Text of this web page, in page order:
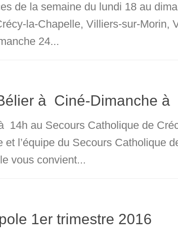
de la semaine du lundi 18 au
la-Chapelle, Villiers-sur-Morin,
24...
à Ciné-Dimanche à
14h au Secours Catholique de
et l’équipe du Secours Catholique
vous convient...
1er trimestre 2016